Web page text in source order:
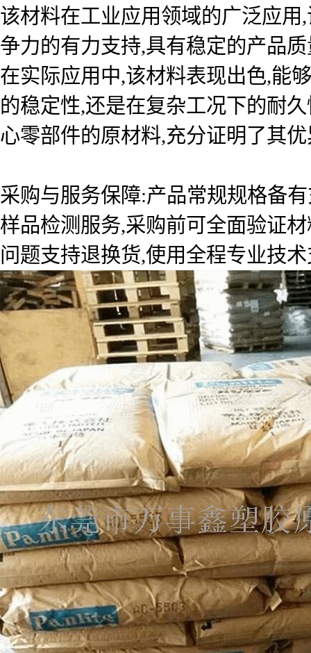
该材料在工业应用领域的广泛应
争力的有力支持,具有稳定的产品
在实际应用中,该材料表现出色,能
的稳定性,还是在复杂工况下的耐
心零部件的原材料,充分证明了其
采购与服务保障:产品常规规格备
样品检测服务,采购前可全面验证
问题支持退换货,使用全程专业技